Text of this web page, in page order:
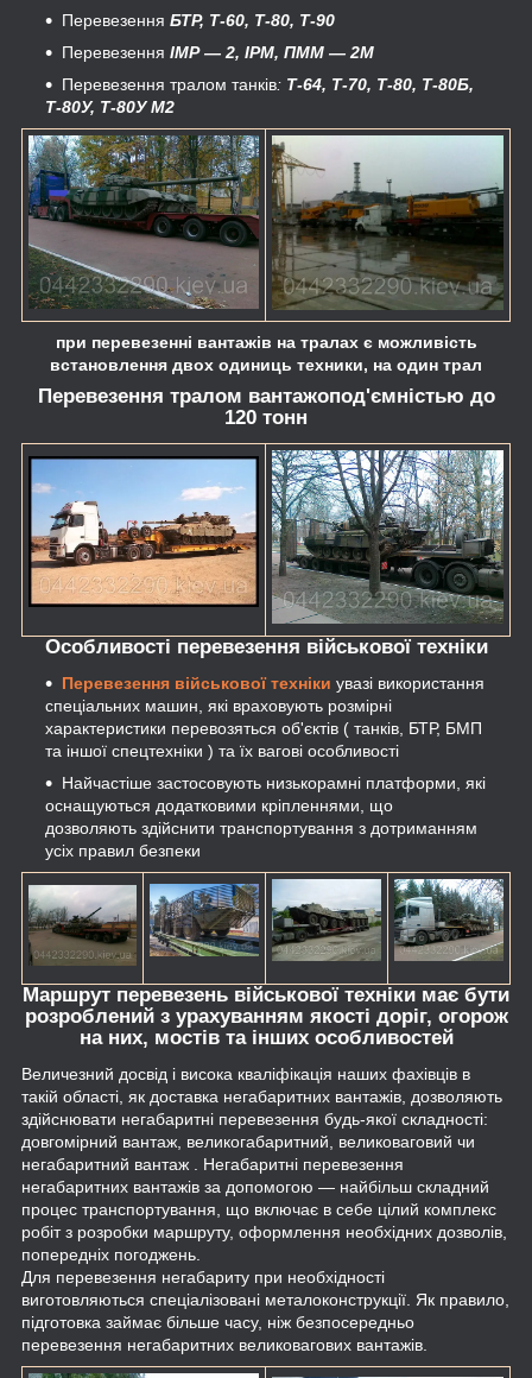
Перевезення БТР, Т-60, Т-80, Т-90
Перевезення ІМР ― 2, ІРМ, ПММ ― 2М
Перевезення тралом танків: Т-64, Т-70, Т-80, Т-80Б,
Т-80У, Т-80У М2
при перевезенні вантажів на тралах є можливість
встановлення двох одиниць техники, на один трал
Перевезення тралом вантажопод'ємністью до
120 тонн
Особливості перевезення військової техніки
Перевезення військової техніки увазі використання
спеціальних машин, які враховують розмірні
характеристики перевозяться об'єктів ( танків, БТР, БМП
та іншої спецтехніки ) та їх вагові особливості
Найчастіше застосовують низькорамні платформи, які
оснащуються додатковими кріпленнями, що
дозволяють здійснити транспортування з дотриманням
усіх правил безпеки
Маршрут перевезень військової техніки має бути
розроблений з урахуванням якості доріг, огорож
на них, мостів та інших особливостей
Величезний досвід і висока кваліфікація наших фахівців в
такій області, як доставка негабаритних вантажів, дозволяють
здійснювати негабаритні перевезення будь-якої складності:
довгомірний вантаж, великогабаритний, великоваговий чи
негабаритний вантаж . Негабаритні перевезення
негабаритних вантажів за допомогою ― найбільш складний
процес транспортування, що включає в себе цілий комплекс
робіт з розробки маршруту, оформлення необхідних дозволів,
попередніх погоджень.
Для перевезення негабариту при необхідності
виготовляються спеціалізовані металоконструкції. Як правило,
підготовка займає більше часу, ніж безпосередньо
перевезення негабаритних великовагових вантажів.